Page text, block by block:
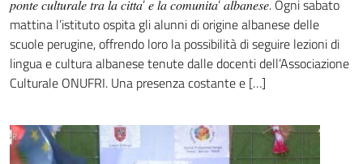
𝑝𝑜𝑛𝑡𝑒 𝑐𝑢𝑙𝑡𝑢𝑟𝑎𝑙𝑒 𝑡𝑟𝑎 𝑙𝑎 𝑐𝑖𝑡𝑡𝑎’ 𝑒 𝑙𝑎 𝑐𝑜𝑚𝑢𝑛𝑖𝑡𝑎’ 𝑎𝑙𝑏𝑎𝑛𝑒𝑠𝑒. Ogni sabato
mattina l’istituto ospita gli alunni di origine albanese delle
scuole perugine, offrendo loro la possibilità di seguire lezioni di
lingua e cultura albanese tenute dalle docenti dell’Associazione
Culturale ONUFRI. Una presenza costante e […]